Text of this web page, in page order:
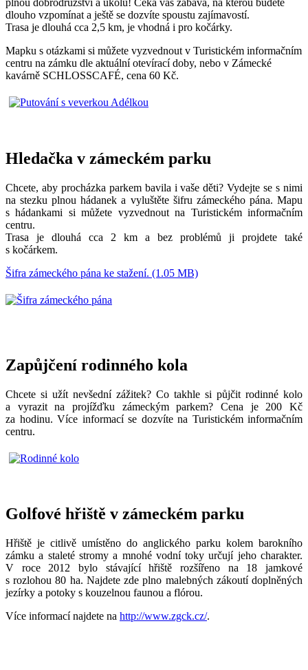
plnou dobrodružství a úkolů! Čeká vás zábava, na kterou budete
dlouho vzpomínat a ještě se dozvíte spoustu zajímavostí.
Trasa je dlouhá cca 2,5 km, je vhodná i pro kočárky.
Mapku s otázkami si můžete vyzvednout v Turistickém informačním
centru na zámku dle aktuální otevírací doby, nebo v Zámecké
kavárně SCHLOSSCAFÉ, cena 60 Kč.
Hledačka v zámeckém parku
Chcete, aby procházka parkem bavila i vaše děti? Vydejte se s nimi
na stezku plnou hádanek a vyluštěte šifru zámeckého pána. Mapu
s hádankami si můžete vyzvednout na Turistickém informačním
centru.
Trasa je dlouhá cca 2 km a bez problémů ji projdete také
s kočárkem.
Šifra zámeckého pána ke stažení. (1.05 MB)
Zapůjčení rodinného kola
Chcete si užít nevšední zážitek? Co takhle si půjčit rodinné kolo
a vyrazit na projížďku zámeckým parkem? Cena je 200 Kč
za hodinu. Více informací se dozvíte na Turistickém informačním
centru.
Golfové hřiště v zámeckém parku
Hřiště je citlivě umístěno do anglického parku kolem barokního
zámku a staleté stromy a mnohé vodní toky určují jeho charakter.
V roce 2012 bylo stávající hřiště rozšířeno na 18 jamkové
s rozlohou 80 ha. Najdete zde plno malebných zákoutí doplněných
jezírky a potoky s kouzelnou faunou a flórou.
Více informací najdete na http://www.zgck.cz/.